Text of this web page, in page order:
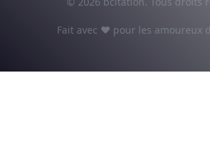
Fait avec ♥ pour les amoureux